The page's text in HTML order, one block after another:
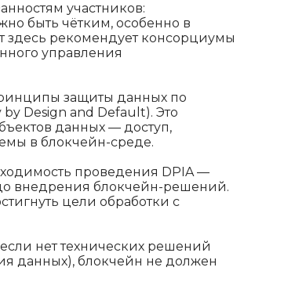
участников:
быть чётким, особенно в
здесь рекомендует консорциумы
управления
защиты данных по
Design and Default). Это
данных — доступ,
в блокчейн-среде.
проведения DPIA —
внедрения блокчейн-решений.
цели обработки с
нет технических решений
данных), блокчейн не должен